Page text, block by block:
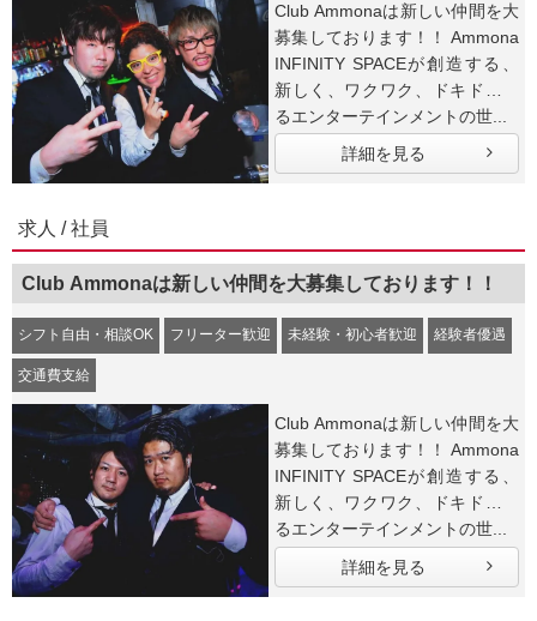
Club Ammonaは新しい仲間を大
募集しております！！ Ammona
INFINITY SPACEが創造する、
新しく、ワクワク、ドキドキす
るエンターテインメントの世...
詳細を見る
求人 / 社員
Club Ammonaは新しい仲間を大募集しております！！
シフト自由・相談OK フリーター歓迎 未経験・初心者歓迎 経験者優遇
交通費支給
Club Ammonaは新しい仲間を大
募集しております！！ Ammona
INFINITY SPACEが創造する、
新しく、ワクワク、ドキドキす
るエンターテインメントの世...
詳細を見る